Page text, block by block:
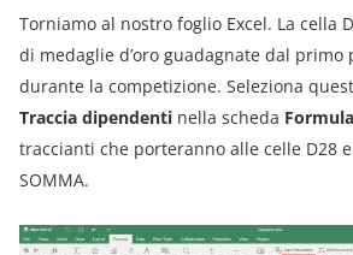
Torniamo al nostro foglio Excel. La cella
di medaglie d’oro guadagnate dal primo
durante la competizione. Seleziona
Traccia dipendenti nella scheda Formula
traccianti che porteranno alle celle D28
SOMMA.